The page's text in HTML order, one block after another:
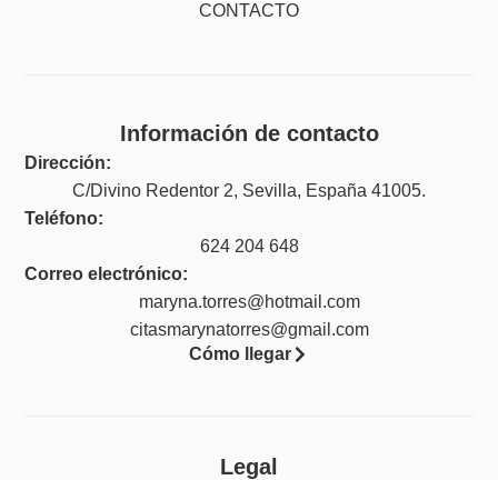
CONTACTO
Información de contacto
Dirección:
C/Divino Redentor 2, Sevilla, España 41005.
Teléfono:
624 204 648
Correo electrónico:
maryna.torres@hotmail.com
citasmarynatorres@gmail.com
Cómo llegar
Legal